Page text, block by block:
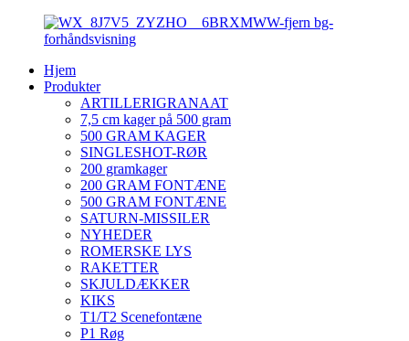
Hjem
Produkter
ARTILLERIGRANAAT
7,5 cm kager på 500 gram
500 GRAM KAGER
SINGLESHOT-RØR
200 gramkager
200 GRAM FONTÆNE
500 GRAM FONTÆNE
SATURN-MISSILER
NYHEDER
ROMERSKE LYS
RAKETTER
SKJULDÆKKER
KIKS
T1/T2 Scenefontæne
P1 Røg